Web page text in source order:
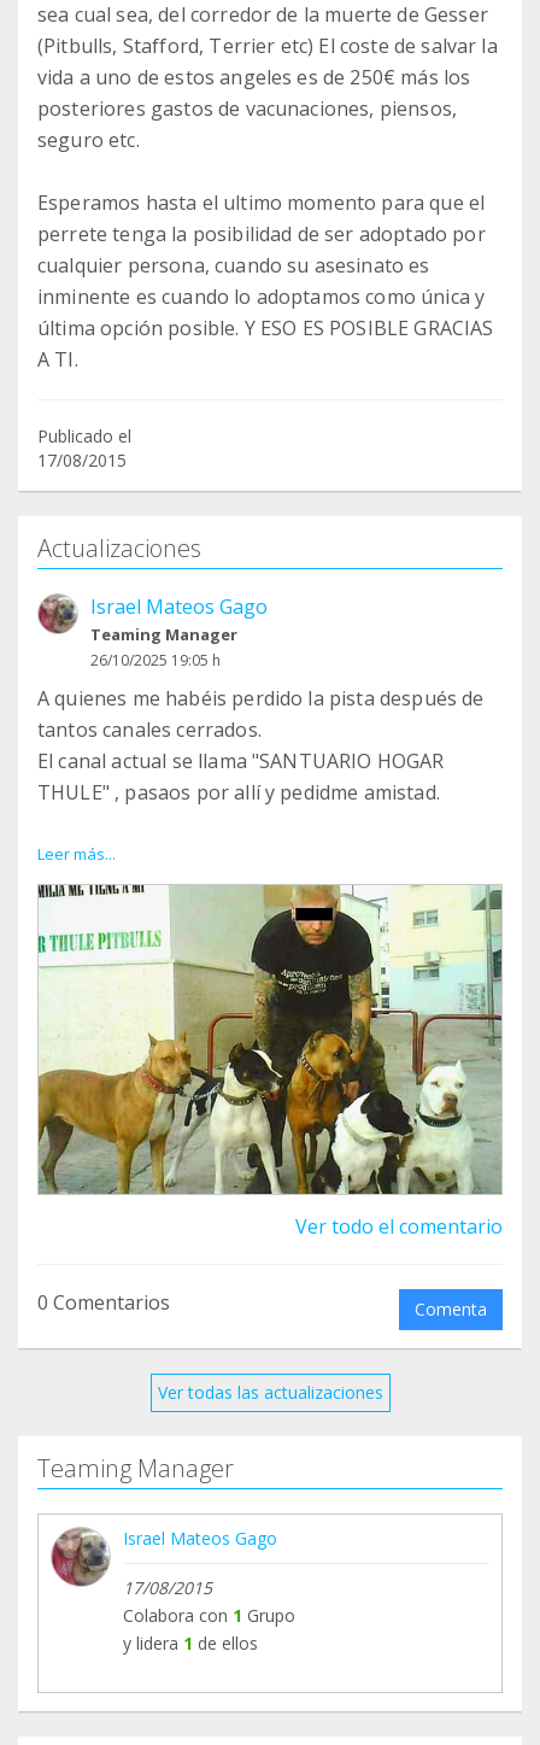
sea cual sea, del corredor de la muerte de Gesser
(Pitbulls, Stafford, Terrier etc) El coste de salvar la
vida a uno de estos angeles es de 250€ más los
posteriores gastos de vacunaciones, piensos,
seguro etc.
Esperamos hasta el ultimo momento para que el
perrete tenga la posibilidad de ser adoptado por
cualquier persona, cuando su asesinato es
inminente es cuando lo adoptamos como única y
última opción posible. Y ESO ES POSIBLE GRACIAS
A TI.
Publicado el
17/08/2015
Actualizaciones
Israel Mateos Gago
Teaming Manager
26/10/2025 19:05 h
A quienes me habéis perdido la pista después de
tantos canales cerrados.
El canal actual se llama "SANTUARIO HOGAR
THULE" , pasaos por allí y pedidme amistad.
https://www.facebook.com/share/17PDePwBAw/
Leer más...
Ver todo el comentario
0 Comentarios Comenta
Ver todas las actualizaciones
Teaming Manager
Israel Mateos Gago
17/08/2015
Colabora con 1 Grupo
y lidera 1 de ellos